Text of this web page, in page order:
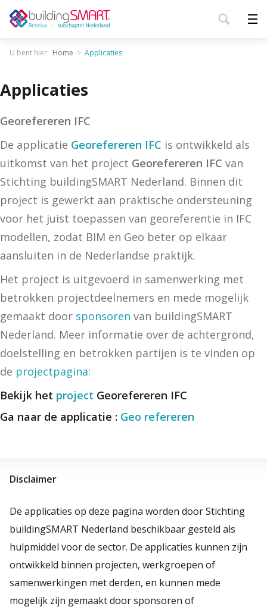
U bent hier: Home Applicaties
Applicaties
Georefereren IFC
De applicatie Georefereren IFC is ontwikkeld als
uitkomst van het project Georefereren IFC van
Stichting buildingSMART Nederland. Binnen dit
project is gewerkt aan praktische ondersteuning
voor het juist toepassen van georeferentie in IFC
modellen, zodat BIM en Geo beter op elkaar
aansluiten in de Nederlandse praktijk.
Het project is uitgevoerd in samenwerking met
betrokken projectdeelnemers en mede mogelijk
gemaakt door sponsoren van buildingSMART
Nederland. Meer informatie over de achtergrond,
doelstelling en betrokken partijen is te vinden op
de projectpagina:
Bekijk het project Georefereren IFC
Ga naar de applicatie : Geo refereren
Disclaimer
De applicaties op deze pagina worden door Stichting
buildingSMART Nederland beschikbaar gesteld als
hulpmiddel voor de sector. De applicaties kunnen zijn
ontwikkeld binnen projecten, werkgroepen of
samenwerkingen met derden, en kunnen mede
mogelijk zijn gemaakt door sponsoren of